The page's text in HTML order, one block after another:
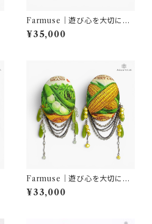
Farmuse｜遊び心を大切に｜
天然石ベジピアス ホワイトコ
ーン＆イエローコーン｜一点物
¥35,000
Farmuse｜遊び心を大切に｜
天然石ベジピアス スナップエ
ンドウ＆イエローコーン｜一点
¥33,000